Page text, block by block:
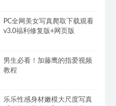
PC全网美女写真爬取下载观看
v3.0福利修复版+网页版
男生必看！加藤鹰的指爱视频
教程
乐乐性感身材嫩模大尺度写真